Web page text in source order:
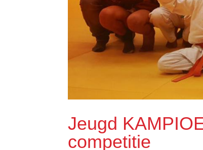
Jeugd
competitie